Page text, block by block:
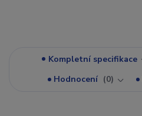
Kompletní specifikace
Hodnocení
0